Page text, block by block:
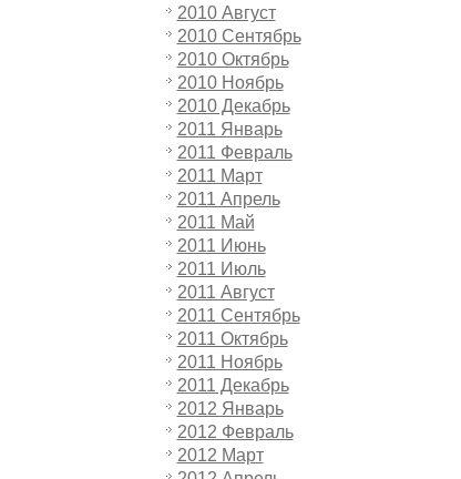
2010 Август
2010 Сентябрь
2010 Октябрь
2010 Ноябрь
2010 Декабрь
2011 Январь
2011 Февраль
2011 Март
2011 Апрель
2011 Май
2011 Июнь
2011 Июль
2011 Август
2011 Сентябрь
2011 Октябрь
2011 Ноябрь
2011 Декабрь
2012 Январь
2012 Февраль
2012 Март